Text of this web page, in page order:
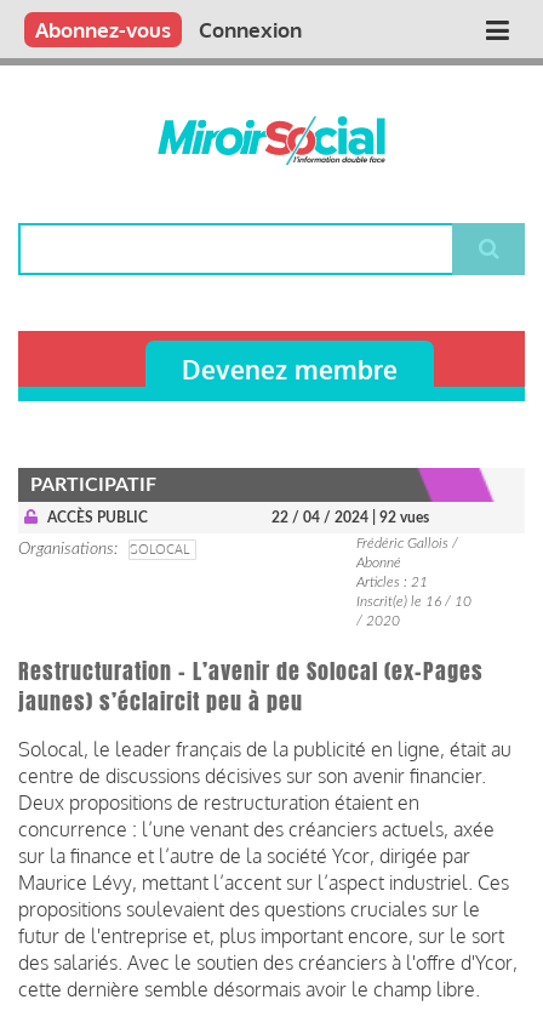
Aller
contenu
Main
Qui sommes nous ?
Vous publiez
Nous publions
Contactez-nous
Abonnez-vous Connexion
Devenez membre
PARTICIPATIF
ACCÈS PUBLIC 22 / 04 / 2024 | 92 vues
Organisations SOLOCAL
Frédéric Gallois /
Abonné
Articles : 21
Inscrit(e) le 16 / 10
/ 2020
Restructuration - L’avenir de Solocal (ex-Pages
jaunes) s’éclaircit peu à peu
Solocal, le leader français de la publicité en ligne, était au
centre de discussions décisives sur son avenir financier.
Deux propositions de restructuration étaient en
concurrence : l’une venant des créanciers actuels, axée
sur la finance et l’autre de la société Ycor, dirigée par
Maurice Lévy, mettant l’accent sur l’aspect industriel. Ces
propositions soulevaient des questions cruciales sur le
futur de l'entreprise et, plus important encore, sur le sort
des salariés. Avec le soutien des créanciers à l'offre d'Ycor,
cette dernière semble désormais avoir le champ libre.